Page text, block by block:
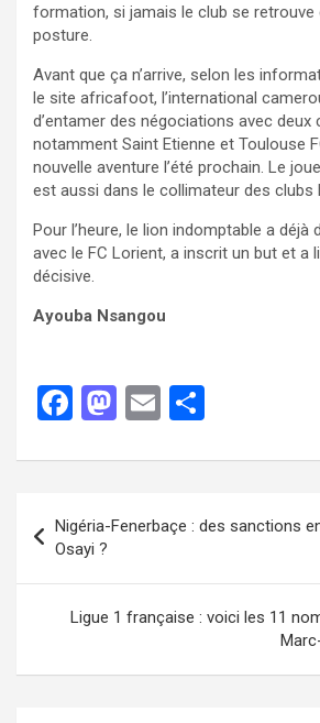
formation, si jamais le club se retrouve
posture.
Avant que ça n’arrive, selon les
le site africafoot, l’international
d’entamer des négociations avec deux
notamment Saint Etienne et Toulouse
nouvelle aventure l’été prochain. Le
est aussi dans le collimateur des clubs
Pour l’heure, le lion indomptable a déjà
avec le FC Lorient, a inscrit un but et a
décisive.
Ayouba Nsangou
F
ce
b
o
o
k
M
st
o
d
o
n
E
ail ta
g
er
Nigéria-Fenerbaçe : des sanctions
Osayi ?
Ligue 1 française : voici les 11